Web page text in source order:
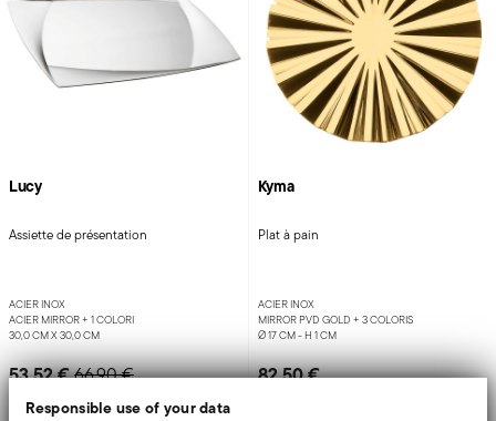
Responsible use of your data
Lucy
Assiette de présentation
ACIER INOX
ACIER MIRROR + 1 COLORI
30,0 CM X 30,0 CM
53,52 €Price reduced from
66,90 €to
Meilleur prix sur 30 jours:66,90 €
Kyma
Plat à pain
ACIER INOX
MIRROR PVD GOLD + 3 COLORIS
Ø 17 CM - H 1 CM
82,50 €